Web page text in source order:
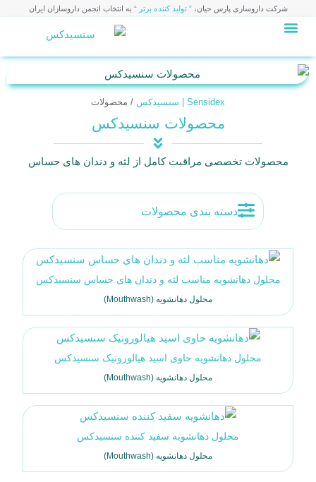
شرکت داروسازی پارس حیان،” تولید کننده برتر “ به انتخاب انجمن داروسازان ایران
Sensidex | سنسیدکس / محصولات
محصولات سنسیدکس
محصولات تخصصی مراقبت کامل از لثه و دندان های حساس
دسته بندی محصولات
محلول دهانشویه (Mouthwash)
محلول دهانشویه مناسب لثه و دندان های حساس سنسیدکس
محلول دهانشویه (Mouthwash)
محلول دهانشویه حاوی اسید هیالورونیک سنسیدکس
محلول دهانشویه (Mouthwash)
محلول دهانشویه سفید کننده سنسیدکس